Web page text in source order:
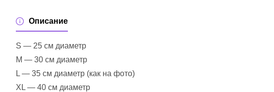
Описание
S — 25 см диаметр
M — 30 см диаметр
L — 35 см диаметр (как на фото)
XL — 40 см диаметр